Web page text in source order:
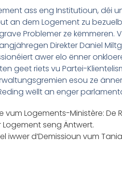
ass eng Institutioun, déi
an dem Logement zu
Problemer ze
Direkter Daniel
awer elo ënner
geet riets vu Partei-
esou ze
wëllt an enger
vum Logements-Ministère: De
Logement seng Äntwert.
iwwer d’Demissioun vum